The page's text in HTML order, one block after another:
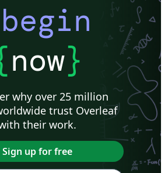
now}
why over 25 million
trust Overleaf
their work.
Sign up for free